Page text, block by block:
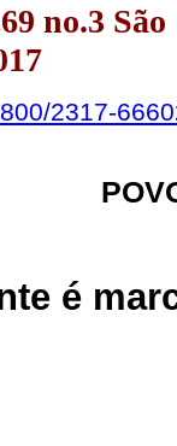
no.3 São
2317-
é